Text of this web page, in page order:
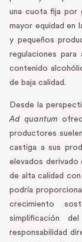
una cuota fija por
mayor equidad en
y pequeños
regulaciones
contenido
de baja calidad.
Desde la
Ad quantum
productores
castiga a sus
elevados derivado
de alta calidad con
podría
crecimiento
simplificación
responsabilidad